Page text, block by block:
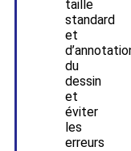
taille
standard
et
du
dessin
et
éviter
les
erreurs